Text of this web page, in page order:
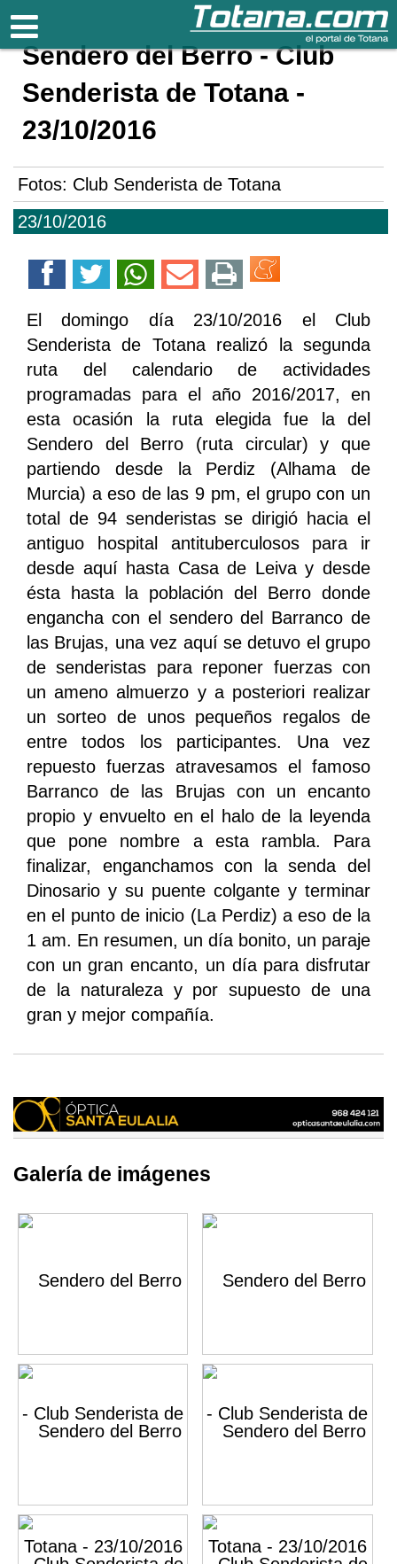
Totana.com
23/10/2016
Sendero del Berro - Club
Senderista de Totana -
23/10/2016
Fotos: Club Senderista de Totana
El domingo día 23/10/2016 el Club
Senderista de Totana realizó la segunda
ruta del calendario de actividades
programadas para el año 2016/2017, en
esta ocasión la ruta elegida fue la del
Sendero del Berro (ruta circular) y que
partiendo desde la Perdiz (Alhama de
Murcia) a eso de las 9 pm, el grupo con un
total de 94 senderistas se dirigió hacia el
antiguo hospital antituberculosos para ir
desde aquí hasta Casa de Leiva y desde
ésta hasta la población del Berro donde
engancha con el sendero del Barranco de
las Brujas, una vez aquí se detuvo el grupo
de senderistas para reponer fuerzas con
un ameno almuerzo y a posteriori realizar
un sorteo de unos pequeños regalos de
entre todos los participantes. Una vez
repuesto fuerzas atravesamos el famoso
Barranco de las Brujas con un encanto
propio y envuelto en el halo de la leyenda
que pone nombre a esta rambla. Para
finalizar, enganchamos con la senda del
Dinosario y su puente colgante y terminar
en el punto de inicio (La Perdiz) a eso de la
1 am. En resumen, un día bonito, un paraje
con un gran encanto, un día para disfrutar
de la naturaleza y por supuesto de una
gran y mejor compañía.
Galería de imágenes